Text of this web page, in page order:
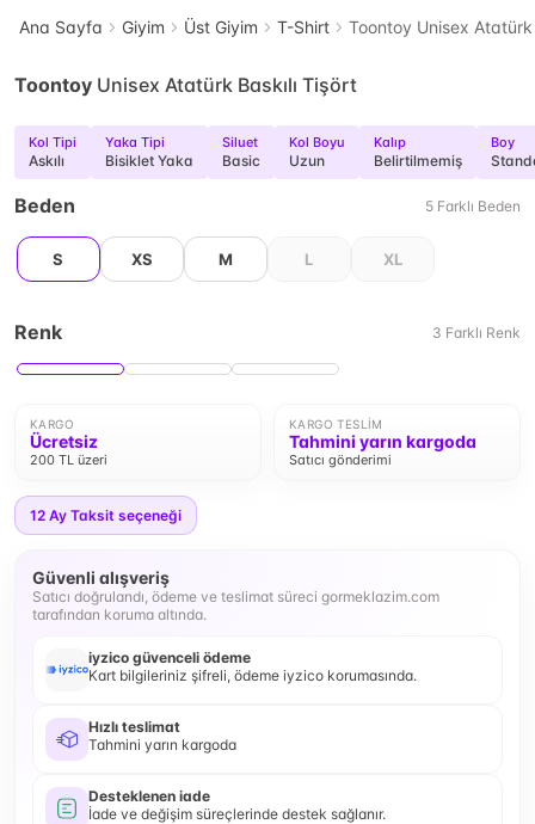
Ana Sayfa Giyim Üst Giyim T-Shirt Toontoy Unisex Atatürk
Toontoy Unisex Atatürk Baskılı Tişört
Kol Tipi
Askılı
Yaka Tipi
Bisiklet Yaka
Siluet
Basic
Kol Boyu
Uzun
Kalıp
Belirtilmemiş
Boy
Beden 5 Farklı Beden
S XS M L XL
Renk 3 Farklı Renk
KARGO
Ücretsiz
200 TL üzeri
KARGO TESLIM
Tahmini yarın kargoda
Satıcı gönderimi
12 Ay Taksit seçeneği
Güvenli alışveriş
Satıcı doğrulandı, ödeme ve teslimat süreci gormeklazim.com
tarafından koruma altında.
iyzico güvenceli ödeme
Kart bilgileriniz şifreli, ödeme iyzico korumasında.
Hızlı teslimat
Tahmini yarın kargoda
Desteklenen iade
İade ve değişim süreçlerinde destek sağlanır.